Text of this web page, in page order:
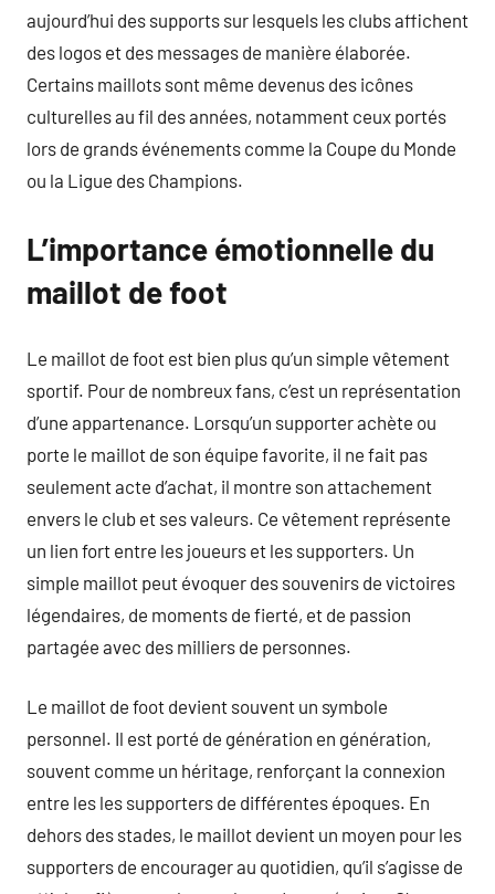
aujourd’hui des supports sur lesquels les clubs affichent
des logos et des messages de manière élaborée.
Certains maillots sont même devenus des icônes
culturelles au fil des années, notamment ceux portés
lors de grands événements comme la Coupe du Monde
ou la Ligue des Champions.
L’importance émotionnelle du
maillot de foot
Le maillot de foot est bien plus qu’un simple vêtement
sportif. Pour de nombreux fans, c’est un représentation
d’une appartenance. Lorsqu’un supporter achète ou
porte le maillot de son équipe favorite, il ne fait pas
seulement acte d’achat, il montre son attachement
envers le club et ses valeurs. Ce vêtement représente
un lien fort entre les joueurs et les supporters. Un
simple maillot peut évoquer des souvenirs de victoires
légendaires, de moments de fierté, et de passion
partagée avec des milliers de personnes.
Le maillot de foot devient souvent un symbole
personnel. Il est porté de génération en génération,
souvent comme un héritage, renforçant la connexion
entre les les supporters de différentes époques. En
dehors des stades, le maillot devient un moyen pour les
supporters de encourager au quotidien, qu’il s’agisse de